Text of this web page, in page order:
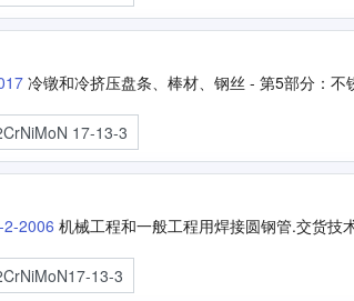
冷镦和冷挤压盘条、棒材、钢丝 - 第5部分：不
17-13-3
2-2006 机械工程和一般工程用焊接圆钢管.交货技
13-3